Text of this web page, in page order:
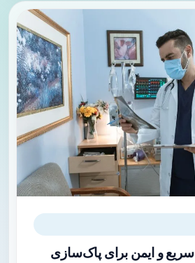
و ایمن برای پاک‌سازی